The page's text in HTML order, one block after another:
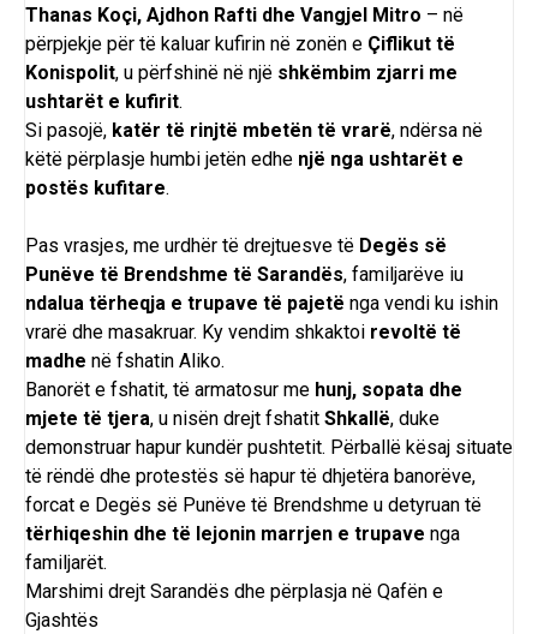
Thanas Koçi, Ajdhon Rafti dhe Vangjel Mitro – në
përpjekje për të kaluar kufirin në zonën e Çiflikut të
Konispolit, u përfshinë në një shkëmbim zjarri me
ushtarët e kufirit.
Si pasojë, katër të rinjtë mbetën të vrarë, ndërsa në
këtë përplasje humbi jetën edhe një nga ushtarët e
postës kufitare.
Pas vrasjes, me urdhër të drejtuesve të Degës së
Punëve të Brendshme të Sarandës, familjarëve iu
ndalua tërheqja e trupave të pajetë nga vendi ku ishin
vrarë dhe masakruar. Ky vendim shkaktoi revoltë të
madhe në fshatin Aliko.
Banorët e fshatit, të armatosur me hunj, sopata dhe
mjete të tjera, u nisën drejt fshatit Shkallë, duke
demonstruar hapur kundër pushtetit. Përballë kësaj situate
të rëndë dhe protestës së hapur të dhjetëra banorëve,
forcat e Degës së Punëve të Brendshme u detyruan të
tërhiqeshin dhe të lejonin marrjen e trupave nga
familjarët.
Marshimi drejt Sarandës dhe përplasja në Qafën e
Gjashtës